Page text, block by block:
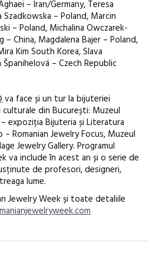
– Iran/Germany, Teresa
– Poland, Marcin
– Poland, Michalina Owczarek-
– China, Magdalena Bajer – Poland,
Kim South Korea, Slava
– Czech Republic
va face și un tur la bijuteriei
din București: Muzeul
expoziția Bijuteria și Literatura
Romanian Jewelry Focus, Muzeul
Jewelry Gallery. Programul
va include în acest an și o serie de
de profesori, designeri,
lume.
Jewelry Week și toate detaliile